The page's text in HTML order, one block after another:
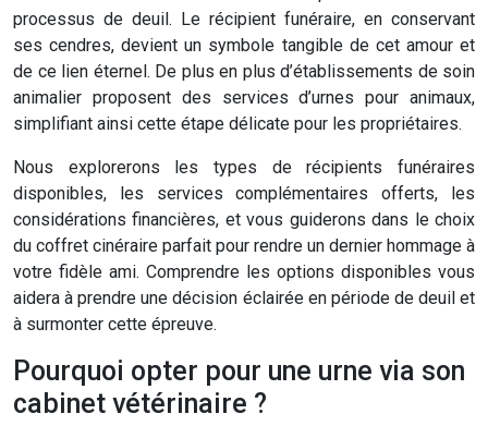
processus de deuil. Le récipient funéraire, en conservant
ses cendres, devient un symbole tangible de cet amour et
de ce lien éternel. De plus en plus d’établissements de soin
animalier proposent des services d’urnes pour animaux,
simplifiant ainsi cette étape délicate pour les propriétaires.
Nous explorerons les types de récipients funéraires
disponibles, les services complémentaires offerts, les
considérations financières, et vous guiderons dans le choix
du coffret cinéraire parfait pour rendre un dernier hommage à
votre fidèle ami. Comprendre les options disponibles vous
aidera à prendre une décision éclairée en période de deuil et
à surmonter cette épreuve.
Pourquoi opter pour une urne via son
cabinet vétérinaire ?